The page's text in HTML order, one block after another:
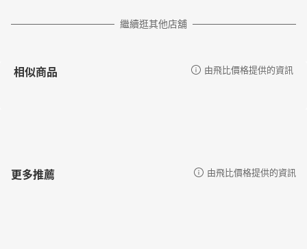
繼續逛其他店舖
相似商品 由飛比價格提供的資訊
更多推薦 由飛比價格提供的資訊